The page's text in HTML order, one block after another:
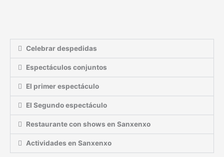
Celebrar despedidas
Espectáculos conjuntos
El primer espectáculo
El Segundo espectáculo
Restaurante con shows en Sanxenxo
Actividades en Sanxenxo